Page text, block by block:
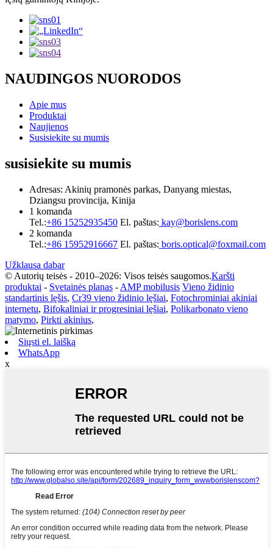
NAUDINGOS NUORODOS
Apie mus
Produktai
Naujienos
Susisiekite su mumis
susisiekite su mumis
Adresas: Akinių pramonės parkas, Danyang miestas,
Dziangsu provincija, Kinija
1 komanda
Tel.:+86 15252935450 El. paštas: kay@borislens.com
2 komanda
Tel.:+86 15952916667 El. paštas: boris.optical@foxmail.com
Užklausa dabar
© Autorių teisės - 2010–2026: Visos teisės saugomos.Karšti
produktai - Svetainės planas - AMP mobilusis Vieno židinio
standartinis lęšis, Cr39 vieno židinio lęšiai, Fotochrominiai akiniai
internetu, Bifokaliniai ir progresiniai lęšiai, Polikarbonato vieno
matymo, Pirkti akinius,
Siųsti el. laišką
WhatsApp
x